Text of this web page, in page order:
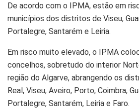
De acordo com o IPMA, estão em
municípios dos distritos de Viseu,
Portalegre, Santarém e Leiria.
Em risco muito elevado, o IPMA
concelhos, sobretudo do interior
região do Algarve, abrangendo os
Real, Viseu, Aveiro, Porto, Coimbra,
Portalegre, Santarém, Leiria e Faro.